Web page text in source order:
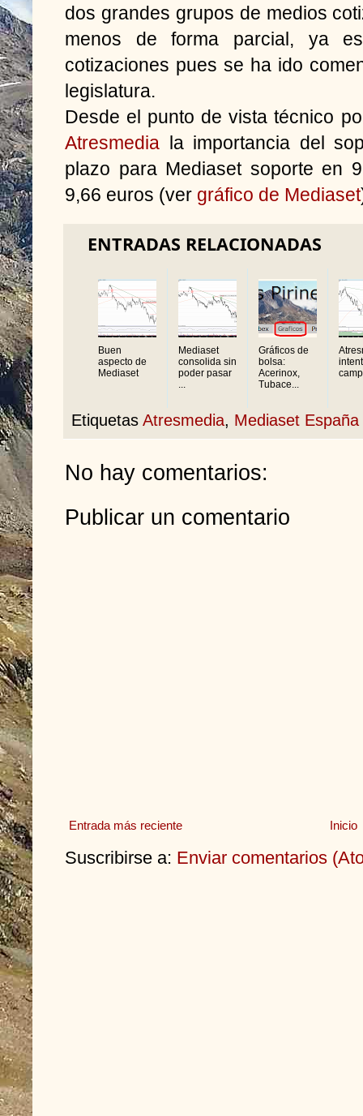
dos grandes grupos de medios
menos de forma parcial, ya
cotizaciones pues se ha ido
legislatura.
Desde el punto de vista técnico
Atresmedia la importancia del
plazo para Mediaset soporte en
9,66 euros (ver gráfico de Mediaset
ENTRADAS RELACIONADAS
Buen
aspecto de
Mediaset
Mediaset
consolida sin
poder pasar
...
Gráficos de
bolsa:
Acerinox,
Tubace...
Etiquetas Atresmedia, Mediaset España
No hay comentarios:
Publicar un comentario
Entrada más reciente Inicio
Suscribirse a: Enviar comentarios